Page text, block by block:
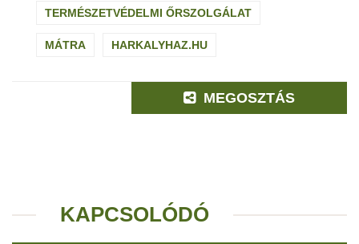
TERMÉSZETVÉDELMI ŐRSZOLGÁLAT
MÁTRA HARKALYHAZ.HU
MEGOSZTÁS
KAPCSOLÓDÓ